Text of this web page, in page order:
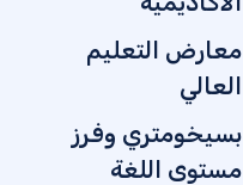
معارض التعليم
العالي
بسيخومتري وفرز
مستوى اللغة